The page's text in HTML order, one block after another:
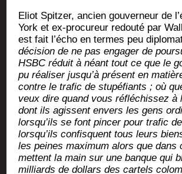
Eliot Spit­zer, ancien gou­ver­neur de
York et ex-pro­cu­reur redou­té par
est fait l’écho en termes peu
déci­sion de ne pas enga­ger de
HSBC réduit à néant tout ce que le
pu réa­li­ser jusqu’à pré­sent en
contre le tra­fic de stu­pé­fiants ; où
veux dire quand vous réflé­chis­sez à
dont ils agissent envers les gens
lorsqu’ils se font pin­cer pour tra­fic
lorsqu’ils confisquent tous leurs
les peines maxi­mum alors que dans
mettent la main sur une banque qui
mil­liards de dol­lars des car­tels